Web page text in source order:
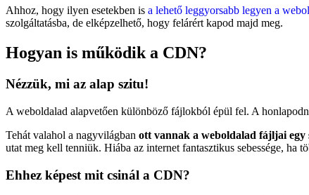
Ahhoz, hogy ilyen esetekben is a lehető leggyorsabb legyen a
szolgáltatásba, de elképzelhető, hogy felárért kapod majd meg.
Hogyan is működik a CDN?
Nézzük, mi az alap szitu!
A weboldalad alapvetően különböző fájlokból épül fel. A
Tehát valahol a nagyvilágban ott vannak a weboldalad fájljai egy
utat meg kell tenniük. Hiába az internet fantasztikus sebessége,
Ehhez képest mit csinál a CDN?